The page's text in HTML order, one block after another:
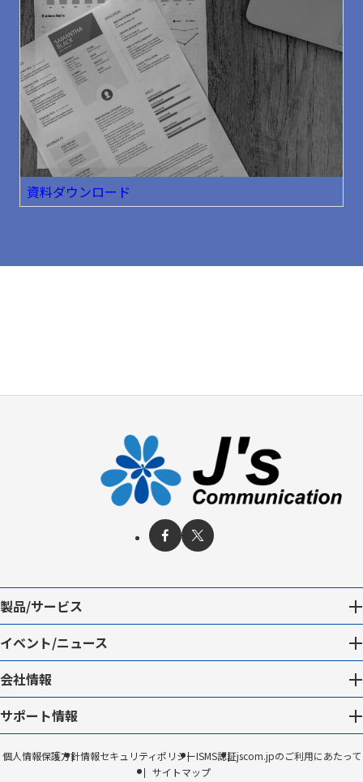
資料ダウンロード
製品/サービス
イベント/ニュース
会社情報
サポート情報
個人情報保護方針情報セキュリティポリシーISMS認証jscom.jpのご利用にあたって
サイトマップ